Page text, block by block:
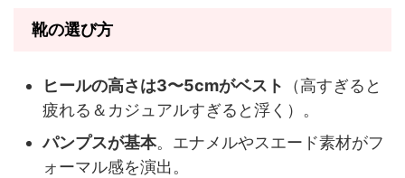
靴の選び方
ヒールの高さは3〜5cmがベスト
（高すぎると
疲れる＆カジュアルすぎると浮く）。
パンプスが基本。エナメルやスエード素材がフ
ォーマル感を演出。